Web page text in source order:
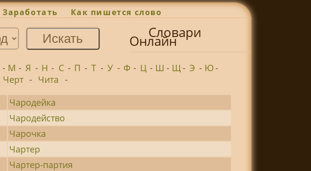
Заработать Как пишется слово
Словари
Онлайн
- М - Я - Н - С - П - Т - У - Ф - Ц - Ш - Щ- Э - Ю-
Черт - Чита -
Чародейка
Чародейство
Чарочка
Чартер
Чартер-партия